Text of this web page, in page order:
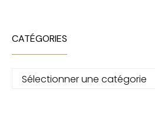
CATÉGORIES
Catégories